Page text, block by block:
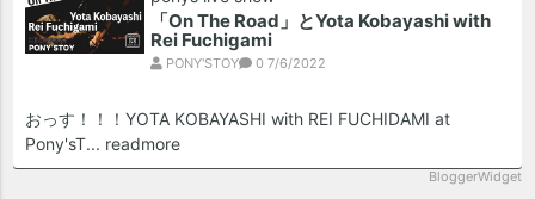
「On The Road」とYota Kobayashi with
Rei Fuchigami
PONY'STOY 0 7/6/2022
おっす！！！YOTA KOBAYASHI with REI FUCHIDAMI at
Pony'sT... readmore
BloggerWidget